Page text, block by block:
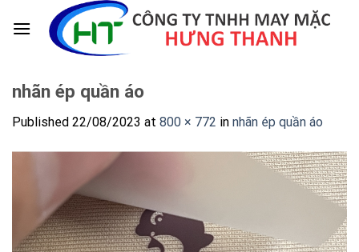
nhãn ép quần áo
Published 22/08/2023 at 800 × 772 in nhãn ép quần áo